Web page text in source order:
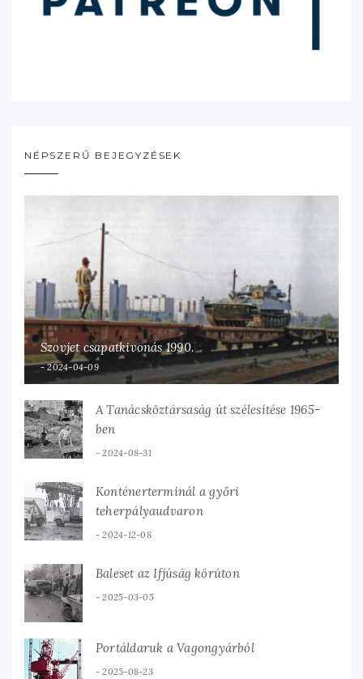
NÉPSZERŰ BEJEGYZÉSEK
Szovjet csapatkivonás 1990.
2024-04-09
A Tanácsköztársaság út szélesítése 1965-
ben
2024-08-31
Konténerterminál a győri
teherpályaudvaron
2024-12-08
Baleset az Ifjúság körúton
2025-03-05
Portáldaruk a Vagongyárból
2025-08-23